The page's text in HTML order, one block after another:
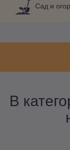
Сад и
В